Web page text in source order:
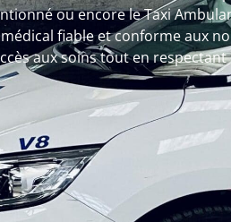
ou encore le Taxi
fiable et conforme aux
aux soins tout en